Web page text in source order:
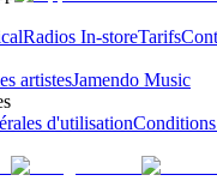
Radios In-storeTarifs
artistesJamendo Music
d'utilisation